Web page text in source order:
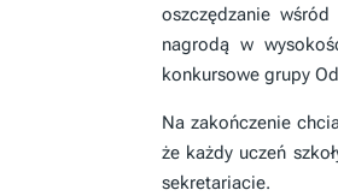
oszczędzanie
nagrodą w
konkursowe grupy
Na zakończenie
że każdy uczeń
sekretariacie.